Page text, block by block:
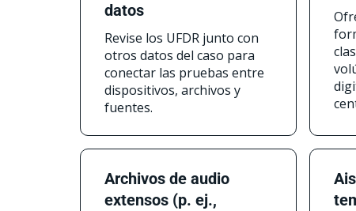
datos
Revise los UFDR junto con
otros datos del caso para
conectar las pruebas entre
dispositivos, archivos y
fuentes.
Archivos de audio
extensos (p. ej.,